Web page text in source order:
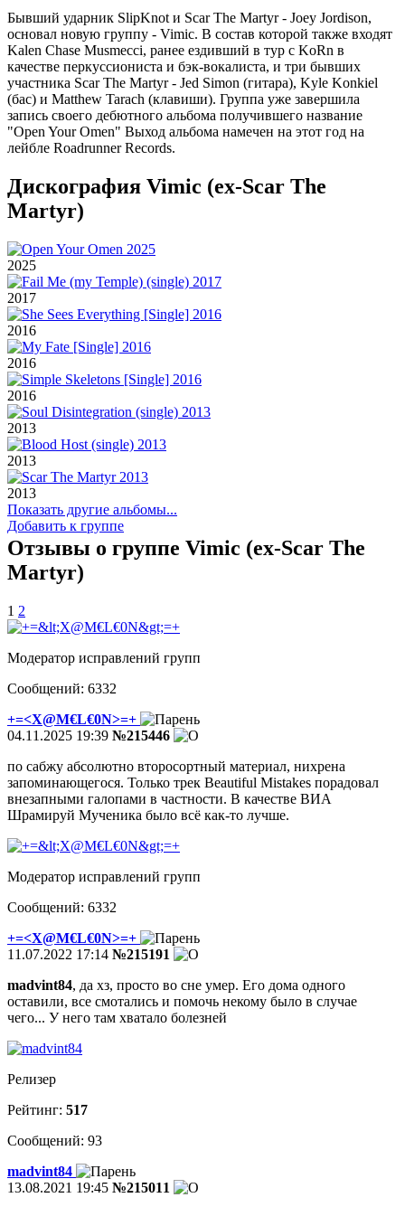
Бывший ударник SlipKnot и Scar The Martyr - Joey Jordison,
основал новую группу - Vimic. В состав которой также входят
Kalen Chase Musmecci, ранее ездивший в тур с KoRn в
качестве перкуссиониста и бэк-вокалиста, и три бывших
участника Scar The Martyr - Jed Simon (гитара), Kyle Konkiel
(бас) и Matthew Tarach (клавиши). Группа уже завершила
запись своего дебютного альбома получившего название
"Open Your Omen" Выход альбома намечен на этот год на
лейбле Roadrunner Records.
Дискография Vimic (ex-Scar The
Martyr)
2025
2017
2016
2016
2016
2013
2013
2013
Показать другие альбомы...
Добавить к группе
Отзывы о группе Vimic (ex-Scar The
Martyr)
1 2
Модератор исправлений групп
Сообщений: 6332
+=<X@M€L€0N>=+
04.11.2025 19:39 №215446
по сабжу абсолютно второсортный материал, нихрена
запоминающегося. Только трек Beautiful Mistakes порадовал
внезапными галопами в частности. В качестве ВИА
Шрамируй Мученика было всё как-то лучше.
Модератор исправлений групп
Сообщений: 6332
+=<X@M€L€0N>=+
11.07.2022 17:14 №215191
madvint84, да хз, просто во сне умер. Его дома одного
оставили, все смотались и помочь некому было в случае
чего... У него там хватало болезней
Релизер
Рейтинг: 517
Сообщений: 93
madvint84
13.08.2021 19:45 №215011